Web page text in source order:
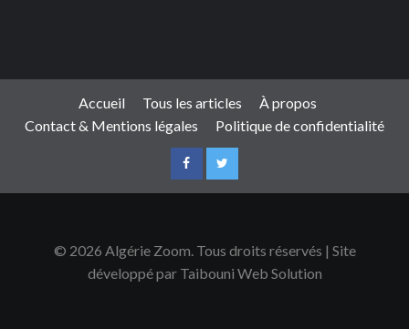
Accueil Tous les articles
À propos
Contact & Mentions légales
Politique de confidentialité
© 2026 Algérie Zoom. Tous droits réservés | Site
développé par Taibouni Web Solution